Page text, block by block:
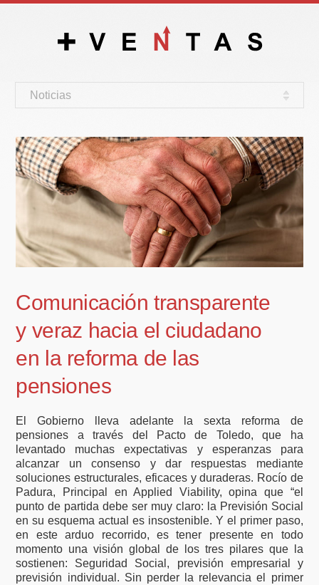
Noticias
Comunicación transparente
y veraz hacia el ciudadano
en la reforma de las
pensiones
El Gobierno lleva adelante la sexta reforma de
pensiones a través del Pacto de Toledo, que ha
levantado muchas expectativas y esperanzas para
alcanzar un consenso y dar respuestas mediante
soluciones estructurales, eficaces y duraderas. Rocío de
Padura, Principal en Applied Viability, opina que “el
punto de partida debe ser muy claro: la Previsión Social
en su esquema actual es insostenible. Y el primer paso,
en este arduo recorrido, es tener presente en todo
momento una visión global de los tres pilares que la
sostienen: Seguridad Social, previsión empresarial y
previsión individual. Sin perder la relevancia el primer